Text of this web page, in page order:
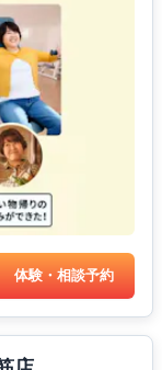
体験・相談予約